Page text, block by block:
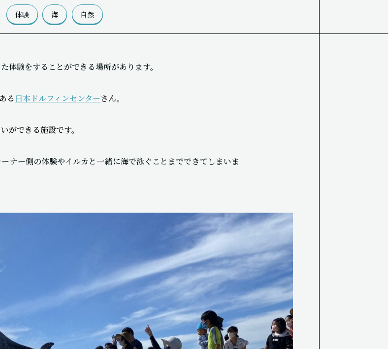
体験 海 自然
体験をすることができる場所があります。
る 日本ドルフィンセンターさん。
ができる施設です。
ナー側の体験やイルカと一緒に海で泳ぐことまでできてしまいま